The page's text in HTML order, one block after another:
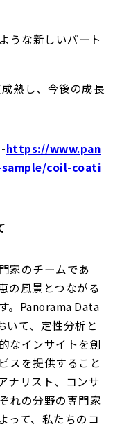
うな新しいパート
熟し、今後の成長
https://www.pan
coil-coati
家のチームであ
の風景とつながる
。Panorama Data
て、定性分析と
なインサイトを創
スを提供すること
ナリスト、コンサ
れの分野の専門家
って、私たちのコ